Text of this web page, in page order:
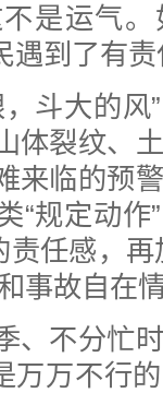
是运气。
遇到了有
大的风”
体裂纹、
来临的预
“规定动作
责任感，
事故自在
不分忙时
万万不行